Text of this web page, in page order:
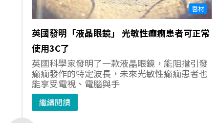
醫材
英國發明「液晶眼鏡」 光敏性癲癇患者可正常
使用3C了
英國科學家發明了一款液晶眼鏡，能阻擋引發
癲癇發作的特定波長，未來光敏性癲癇患者也
能享受電視、電腦與手
繼續閱讀